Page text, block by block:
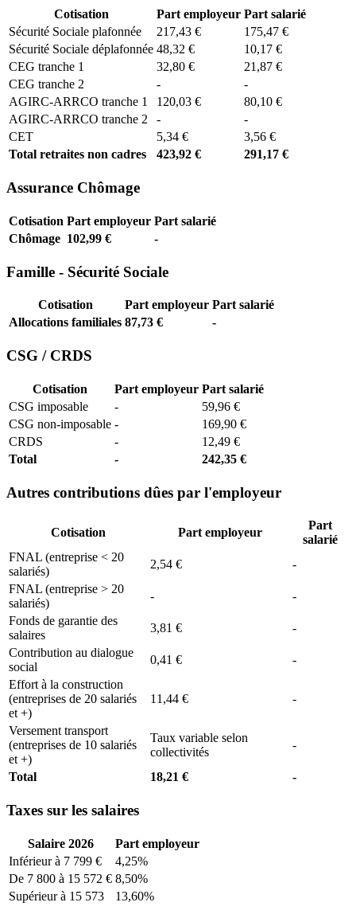
Cotisation Part employeur Part salarié
Sécurité Sociale plafonnée
217,43 €
175,47 €
Sécurité Sociale déplafonnée 48,32 €
10,17 €
CEG tranche 1
32,80 €
21,87 €
CEG tranche 2
-
-
AGIRC-ARRCO tranche 1
120,03 €
80,10 €
AGIRC-ARRCO tranche 2
-
-
CET
5,34 €
3,56 €
Total retraites non cadres
423,92 € 291,17 €
Assurance Chômage
Cotisation Part employeur Part salarié
Chômage 102,99 € -
Famille - Sécurité Sociale
Cotisation Part employeur Part salarié
Allocations familiales 87,73 € -
CSG / CRDS
Cotisation Part employeur Part salarié
CSG imposable
-
59,96 €
CSG non-imposable -
169,90 €
CRDS
-
12,49 €
Total
- 242,35 €
Autres contributions dûes par l'employeur
Cotisation Part employeur
Part
salarié
FNAL (entreprise < 20
salariés)
2,54 €
-
FNAL (entreprise > 20
salariés)
-
-
Fonds de garantie des
salaires
3,81 €
-
Contribution au dialogue
social
0,41 €
-
Effort à la construction
(entreprises de 20 salariés
et +)
11,44 € -
Versement transport
(entreprises de 10 salariés
et +)
Taux variable selon
collectivités
-
Total 18,21 € -
Taxes sur les salaires
Salaire 2026
Part employeur
Inférieur à 7 799 €
4,25%
De 7 800 à 15 572 € 8,50%
Supérieur à 15 573
13,60%